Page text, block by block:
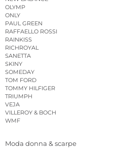
OLYMP
ONLY
PAUL GREEN
RAFFAELLO ROSSI
RAINKISS
RICHROYAL
SANETTA
SKINY
SOMEDAY
TOM FORD
TOMMY HILFIGER
TRIUMPH
VEJA
VILLEROY & BOCH
WMF
Moda donna & scarpe